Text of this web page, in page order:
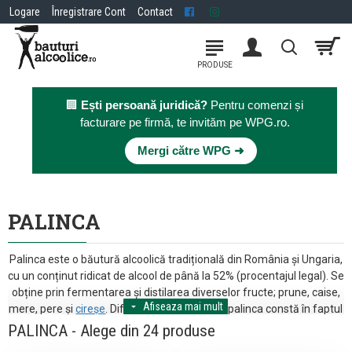
Logare Înregistrare Cont Contact
🏢 Ești persoană juridică? Pentru comenzi și
facturare pe firmă, te invităm pe WPG.ro.
Mergi către WPG ➜
PALINCA
Palinca este o băutură alcoolică tradițională din România și Ungaria,
cu un conținut ridicat de alcool de până la 52% (procentajul legal). Se
obține prin fermentarea și distilarea diverselor fructe; prune, caise,
mere, pere șicireșe . Diferența dintre țuică și palinca constă în faptul
că țuica se produce doar din prune. Palinca reprezintă 40% din
consumul de băuturi spirtoase în România și 75% din exportul de
PALINCA - Alege din 24 produse